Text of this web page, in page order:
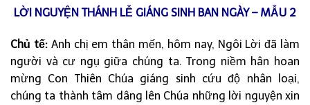
LỜI NGUYỆN THÁNH LỄ GIÁNG SINH BAN NGÀY – MẪU 2
Chủ tế: Anh chị em thân mến, hôm nay, Ngôi Lời đã làm
người và cư ngụ giữa chúng ta. Trong niềm hân hoan
mừng Con Thiên Chúa giáng sinh cứu độ nhân loại,
chúng ta thành tâm dâng lên Chúa những lời nguyện xin